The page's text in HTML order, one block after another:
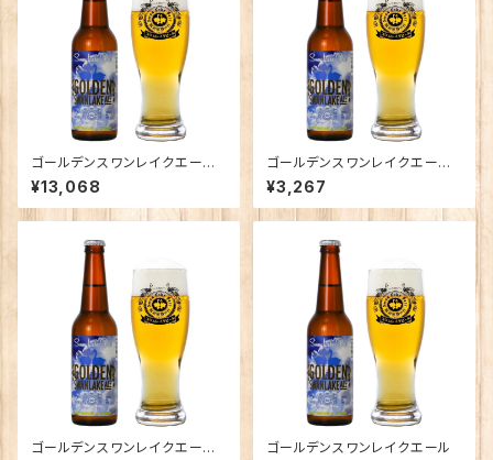
ゴールデンスワンレイクエール×
24本
¥13,068
ゴールデンスワンレイクエール×
6本
¥3,267
ゴールデンスワンレイクエール×
ゴールデンスワンレイクエール